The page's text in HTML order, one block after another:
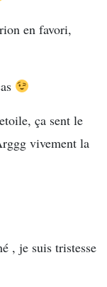
en favori,
ça sent le
vivement la
, je suis tristesse